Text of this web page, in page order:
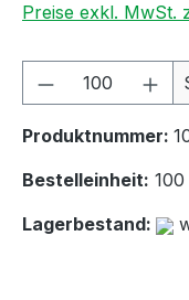
Preise exkl. MwSt.
Produkt
Produktnummer:
Bestelleinheit:
Lagerbestand: